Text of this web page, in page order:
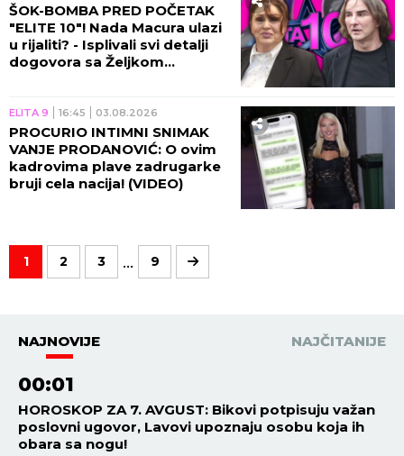
ŠOK-BOMBA PRED POČETAK
"ELITE 10"! Nada Macura ulazi
u rijaliti? - Isplivali svi detalji
dogovora sa Željkom
ELITA 9 16:45 03.08.2026
PROCURIO INTIMNI SNIMAK
VANJE PRODANOVIĆ: O ovim
kadrovima plave zadrugarke
bruji cela nacija! (VIDEO)
1 2 3 ... 9
NAJNOVIJE NAJČITANIJE
00:01
HOROSKOP ZA 7. AVGUST: Bikovi potpisuju važan
poslovni ugovor, Lavovi upoznaju osobu koja ih
obara sa nogu!